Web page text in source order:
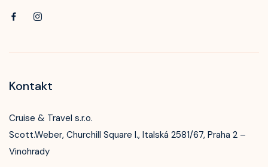
Kontakt
Cruise & Travel s.r.o.
Scott.Weber, Churchill Square I., Italská 2581/67, Praha 2 –
Vinohrady